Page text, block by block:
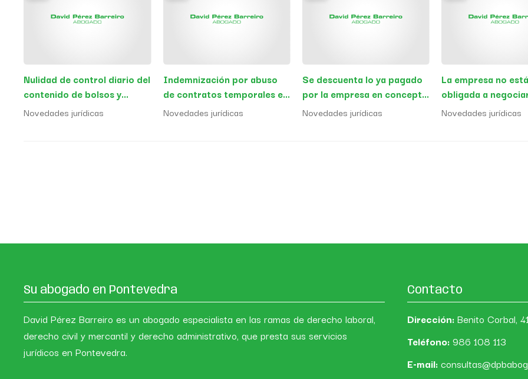
Nulidad de control diario del
contenido de bolsos y
mochilas de los empleados
Novedades jurídicas
Indemnización por abuso
de contratos temporales en
la Administración Pública
Novedades jurídicas
Se descuenta lo ya pagado
por la empresa en concepto
de indemnización para fijar
Novedades jurídicas
La empresa no
obligada a
previamente con la
Novedades jurídicas
Su abogado en Pontevedra
David Pérez Barreiro es un abogado especialista en las ramas de derecho laboral,
derecho civil y mercantil y derecho administrativo, que presta sus servicios
jurídicos en Pontevedra.
Contacto
Dirección:Benito Corbal,
Teléfono:986 108 113
E-mail: